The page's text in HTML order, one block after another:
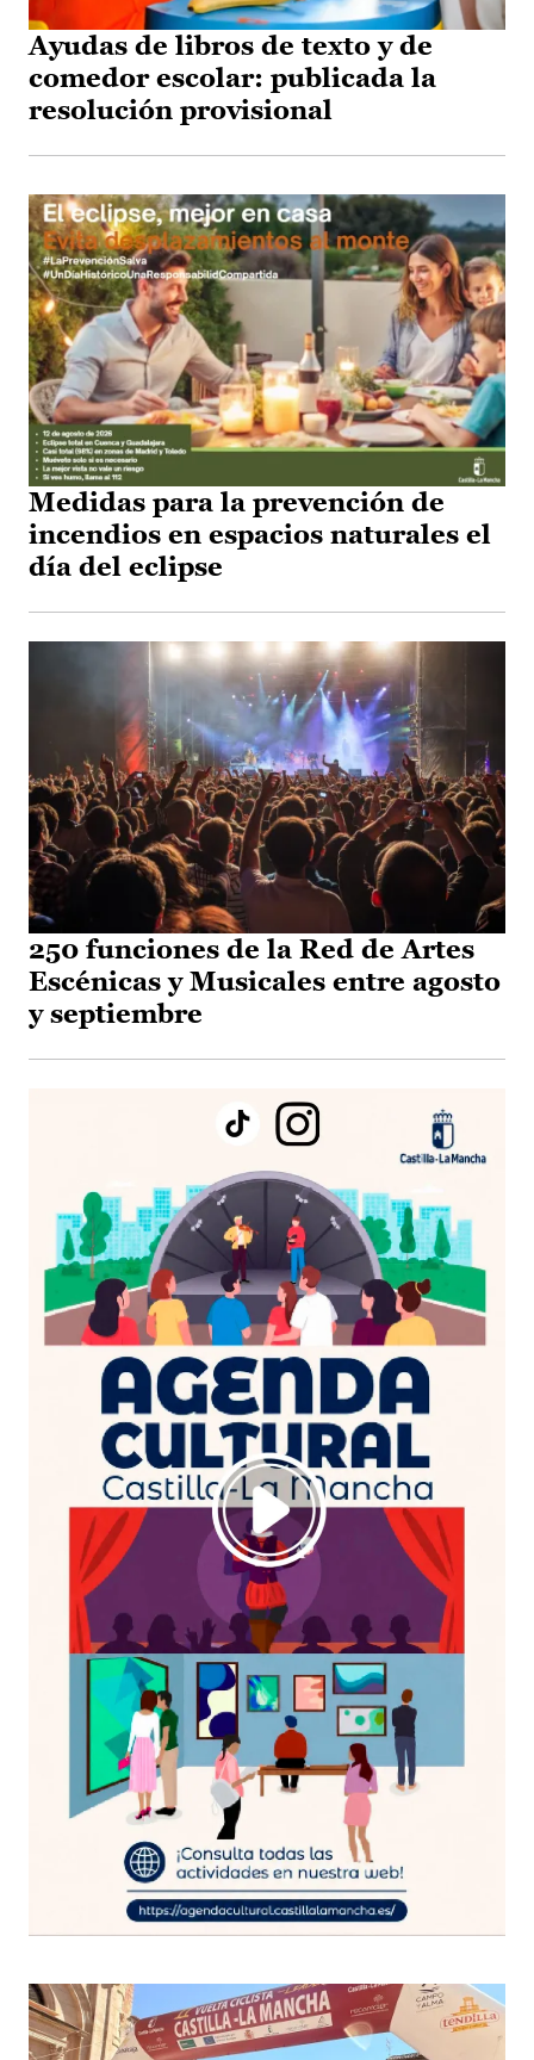
Ayudas de libros de texto y de
comedor escolar: publicada la
resolución provisional
Medidas para la prevención de
incendios en espacios naturales el
día del eclipse
250 funciones de la Red de Artes
Escénicas y Musicales entre agosto
y septiembre